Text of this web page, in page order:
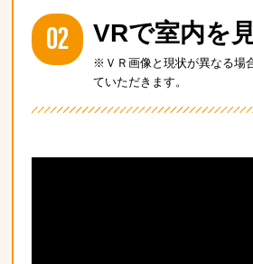
02 VRで室内を
※ＶＲ画像と現状が異なる場
ていただきます。